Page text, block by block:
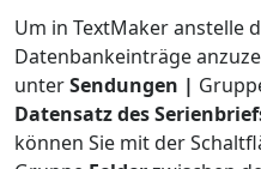
Um in TextMaker anstelle
Datenbankeinträge
unterSendungen |
Datensatz des
können Sie mit der